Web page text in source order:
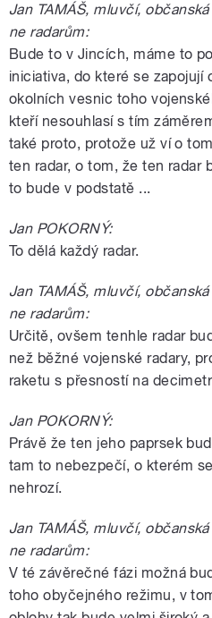
Jan TAMÁŠ, mluvčí,
ne radarům:
Bude to v Jincích, máme to
iniciativa, do které se zapojují
okolních vesnic toho
kteří nesouhlasí s tím
také proto, protože už ví o
ten radar, o tom, že ten radar
to bude v podstatě ...
Jan POKORNÝ:
To dělá každý radar.
Jan TAMÁŠ, mluvčí,
ne radarům:
Určitě, ovšem tenhle radar
než běžné vojenské radary,
raketu s přesností na
Jan POKORNÝ:
Právě že ten jeho paprsek
tam to nebezpečí, o kterém
nehrozí.
Jan TAMÁŠ, mluvčí,
ne radarům:
V té závěrečné fázi možná
toho obyčejného režimu, v